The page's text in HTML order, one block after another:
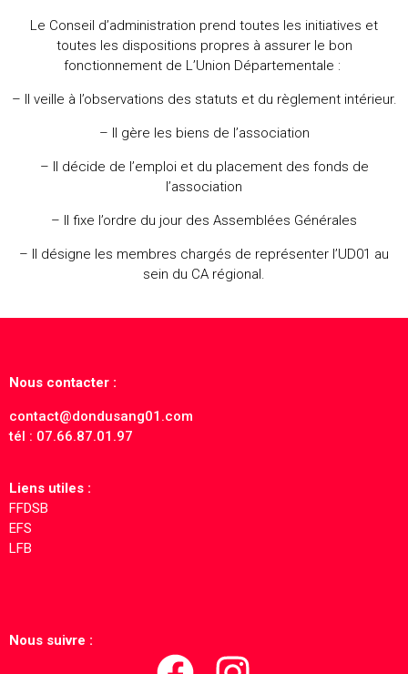
Le Conseil d’administration prend toutes les initiatives et
toutes les dispositions propres à assurer le bon
fonctionnement de L’Union Départementale :
– Il veille à l’observations des statuts et du règlement intérieur.
– Il gère les biens de l’association
– Il décide de l’emploi et du placement des fonds de
l’association
– Il fixe l’ordre du jour des Assemblées Générales
– Il désigne les membres chargés de représenter l’UD01 au
sein du CA régional.
Nous contacter :
contact@dondusang01.com
tél : 07.66.87.01.97
Liens utiles :
FFDSB
EFS
LFB
Nous suivre :